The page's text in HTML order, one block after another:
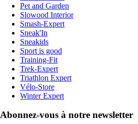
Pet and Garden
Slowood Interior
Smash-Expert
Sneak'In
Sneakids
Sport is good
Training-Fit
Trek-Expert
Triathlon Expert
Vélo-Store
Winter Expert
Abonnez-vous à notre newsletter